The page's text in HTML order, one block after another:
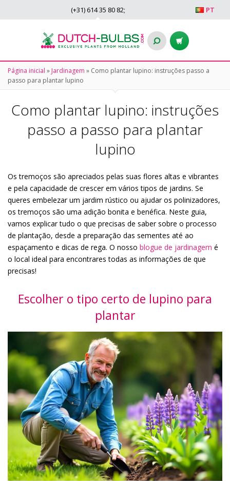
PT
(+31) 614 35 80 82;
Página inicial » Jardinagem » Como plantar lupino: instruções passo a
passo para plantar lupino
Como plantar lupino: instruções
passo a passo para plantar
lupino
Os tremoços são apreciados pelas suas flores altas e vibrantes
e pela capacidade de crescer em vários tipos de jardins. Se
queres embelezar um jardim rústico ou ajudar os polinizadores,
os tremoços são uma adição bonita e benéfica. Neste guia,
vamos explicar tudo o que precisas de saber sobre o processo
de plantação, desde a preparação das sementes até ao
espaçamento e dicas de rega. O nosso blogue de jardinagem é
o local ideal para encontrares todas as informações de que
precisas!
Escolher o tipo certo de lupino para
plantar